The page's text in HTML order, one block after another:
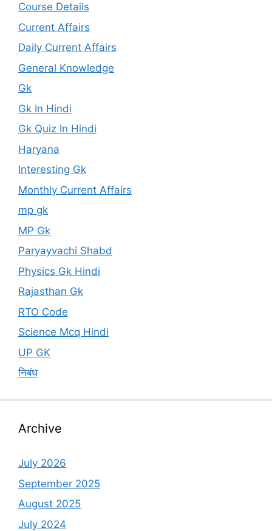
Course Details
Current Affairs
Daily Current Affairs
General Knowledge
Gk
Gk In Hindi
Gk Quiz In Hindi
Haryana
Interesting Gk
Monthly Current Affairs
mp gk
MP Gk
Paryayvachi Shabd
Physics Gk Hindi
Rajasthan Gk
RTO Code
Science Mcq Hindi
UP GK
निबंध
Archive
July 2026
September 2025
August 2025
July 2024